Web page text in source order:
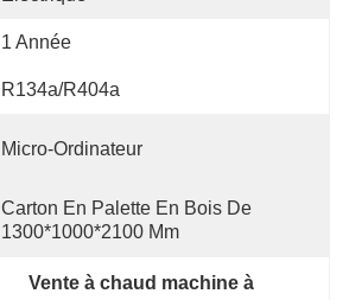
1 Année
R134a/R404a
Micro-Ordinateur
Carton En Palette En Bois De
1300*1000*2100 Mm
Vente à chaud machine à